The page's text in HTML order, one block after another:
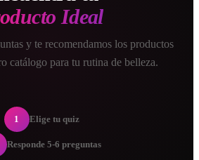
Ideal
y te recomendamos los productos
catálogo para tu rutina de belleza.
1 Elige tu quiz
Responde 5-6 preguntas